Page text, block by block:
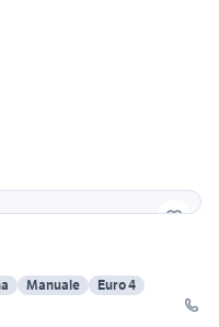
Manuale
Euro 4